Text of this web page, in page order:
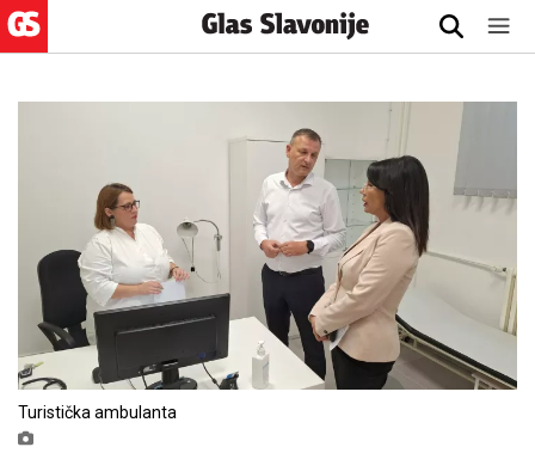
Turistička ambulanta